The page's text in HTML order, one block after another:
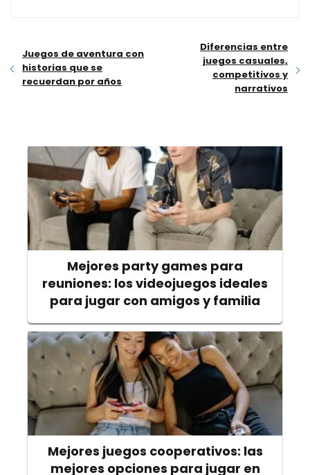
Juegos de aventura con
historias que se
recuerdan por años
Diferencias entre
juegos casuales,
competitivos y
narrativos
Mejores party games para
reuniones: los videojuegos ideales
para jugar con amigos y familia
Mejores juegos cooperativos: las
mejores opciones para jugar en